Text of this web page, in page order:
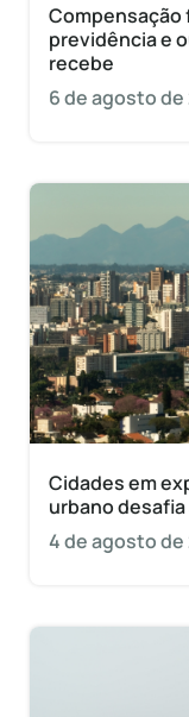
previdência e
recebe
6 de agosto de
Cidades em
urbano
4 de agosto de